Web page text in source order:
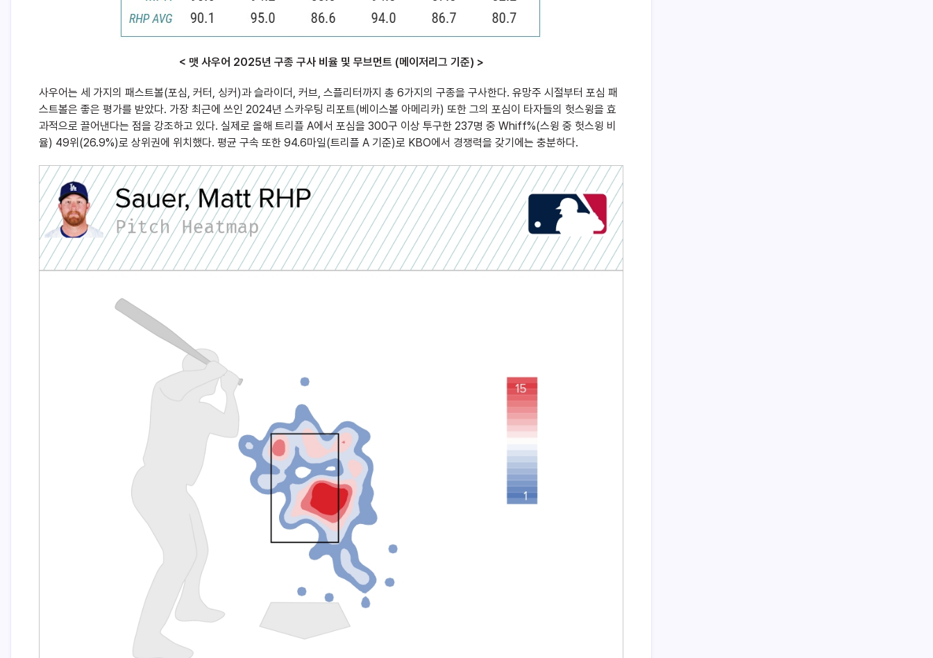
< 맷 사우어 2025년 구종 구사 비율 및 무브먼트 (메이저리그 기준) >
사우어는 세 가지의 패스트볼(포심, 커터, 싱커)과 슬라이더, 커브, 스플리터까지 총 6가지의 구종을 구사한다. 유망주 시절부터 포심 패
스트볼은 좋은 평가를 받았다. 가장 최근에 쓰인 2024년 스카우팅 리포트(베이스볼 아메리카) 또한 그의 포심이 타자들의 헛스윙을 효
과적으로 끌어낸다는 점을 강조하고 있다. 실제로 올해 트리플 A에서 포심을 300구 이상 투구한 237명 중 Whiff%(스윙 중 헛스윙 비
율) 49위(26.9%)로 상위권에 위치했다. 평균 구속 또한 94.6마일(트리플 A 기준)로 KBO에서 경쟁력을 갖기에는 충분하다.